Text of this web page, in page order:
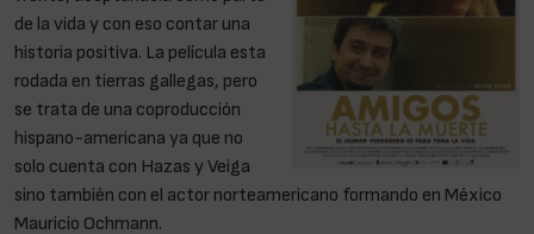
de la vida y con eso contar una
historia positiva. La película esta
rodada en tierras gallegas, pero
se trata de una coproducción
hispano-americana ya que no
solo cuenta con Hazas y Veiga
sino también con el actor norteamericano formando en México
Mauricio Ochmann.